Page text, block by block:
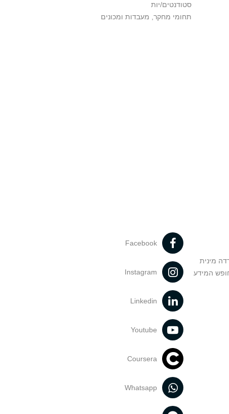
סטודנטים/יות
תחומי מחקר, מעבדות ומכונים
מינית
המידע
Facebook
Instagram
Linkedin
Youtube
Coursera
Whatsapp